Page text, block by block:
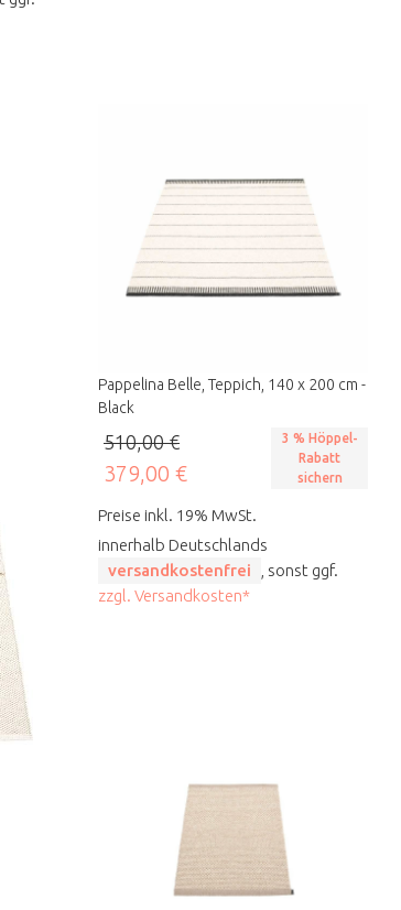
Pappelina Belle, Teppich, 140 x 200 cm -
Black
510,00 €
379,00 €
3 % Höppel-
Rabatt
sichern
Preise inkl. 19% MwSt.
innerhalb Deutschlands
versandkostenfrei
, sonst ggf.
zzgl. Versandkosten*